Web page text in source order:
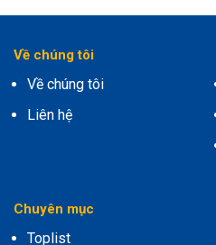
Về chúng tôi
Về chúng tôi
Liên hệ
Chuyên mục
Toplist